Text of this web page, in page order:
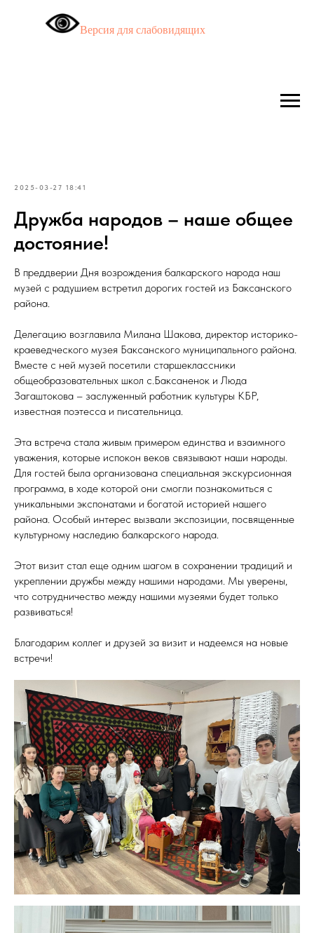
Версия для слабовидящих
2025-03-27 18:41
Дружба народов – наше общее
достояние!
В преддверии Дня возрождения балкарского народа наш
музей с радушием встретил дорогих гостей из Баксанского
района.
Делегацию возглавила Милана Шакова, директор историко-
краеведческого музея Баксанского муниципального района.
Вместе с ней музей посетили старшеклассники
общеобразовательных школ с.Баксаненок и Люда
Загаштокова – заслуженный работник культуры КБР,
известная поэтесса и писательница.
Эта встреча стала живым примером единства и взаимного
уважения, которые испокон веков связывают наши народы.
Для гостей была организована специальная экскурсионная
программа, в ходе которой они смогли познакомиться с
уникальными экспонатами и богатой историей нашего
района. Особый интерес вызвали экспозиции, посвященные
культурному наследию балкарского народа.
Этот визит стал еще одним шагом в сохранении традиций и
укреплении дружбы между нашими народами. Мы уверены,
что сотрудничество между нашими музеями будет только
развиваться!
Благодарим коллег и друзей за визит и надеемся на новые
встречи!